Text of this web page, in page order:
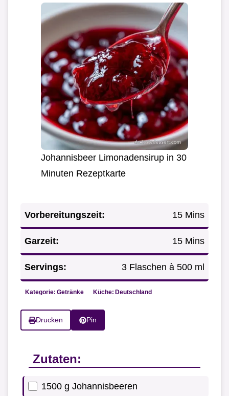
Johannisbeer Limonadensirup in 30
Minuten Rezeptkarte
Vorbereitungszeit: 15 Mins
Garzeit: 15 Mins
Servings: 3 Flaschen à 500 ml
Kategorie: Getränke Küche: Deutschland
Drucken Pin
Zutaten:
1500 g Johannisbeeren